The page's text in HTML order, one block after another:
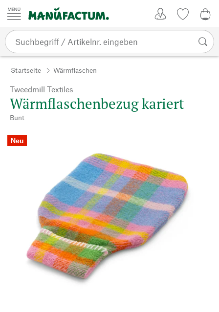
Zum Inhalt springen
Startseite Wärmflaschen
Tweedmill Textiles
Wärmflaschenbezug kariert
Bunt
Neu